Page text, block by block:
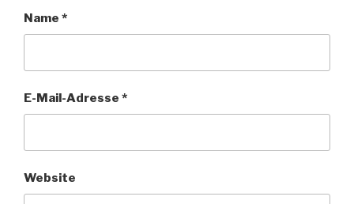
Name *
E-Mail-Adresse *
Website